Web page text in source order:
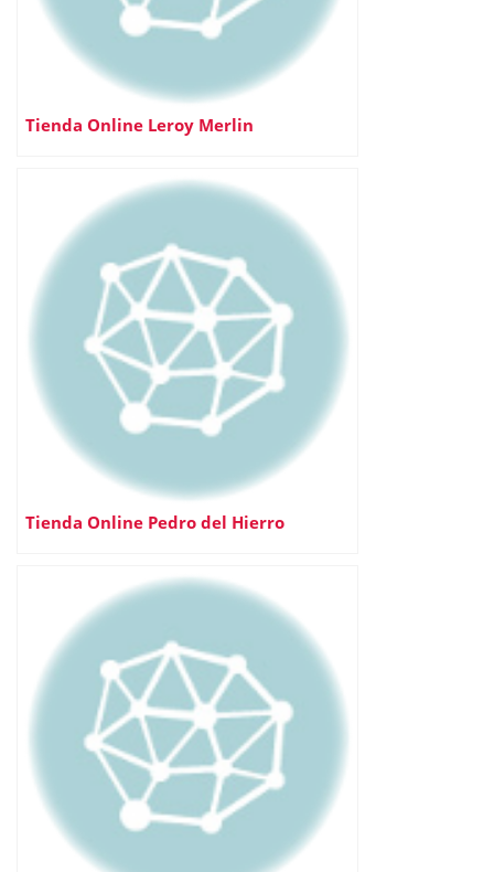
Tienda Online Leroy Merlin
Tienda Online Pedro del Hierro